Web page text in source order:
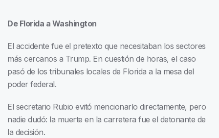
De Florida a Washington
El accidente fue el pretexto que necesitaban los sectores
más cercanos a Trump. En cuestión de horas, el caso
pasó de los tribunales locales de Florida a la mesa del
poder federal.
El secretario Rubio evitó mencionarlo directamente, pero
nadie dudó: la muerte en la carretera fue el detonante de
la decisión.